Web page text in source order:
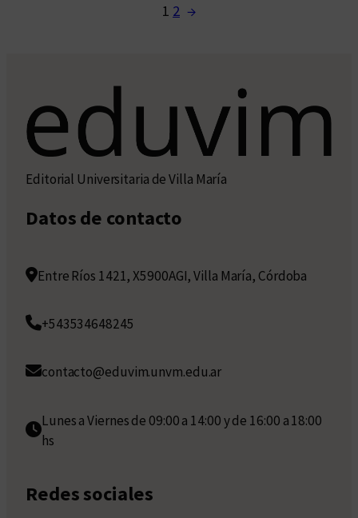
1 2 →
Editorial Universitaria de Villa María
Datos de contacto
Entre Ríos 1421, X5900AGI, Villa María, Córdoba
+543534648245
contacto@eduvim.unvm.edu.ar
Lunes a Viernes de 09:00 a 14:00 y de 16:00 a 18:00
hs
Redes sociales